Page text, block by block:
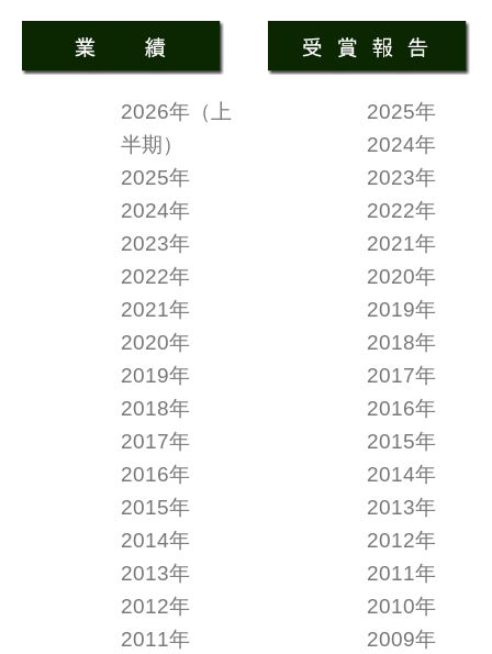
2026年（上
半期）
2025年
2024年
2023年
2022年
2021年
2020年
2019年
2018年
2017年
2016年
2015年
2014年
2013年
2012年
2011年
2025年
2024年
2023年
2022年
2021年
2020年
2019年
2018年
2017年
2016年
2015年
2014年
2013年
2012年
2011年
2010年
2009年